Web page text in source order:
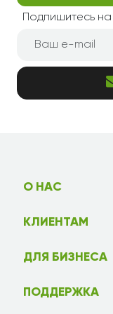
Подпишитесь
О НАС
КЛИЕНТАМ
ДЛЯ БИЗНЕСА
ПОДДЕРЖКА